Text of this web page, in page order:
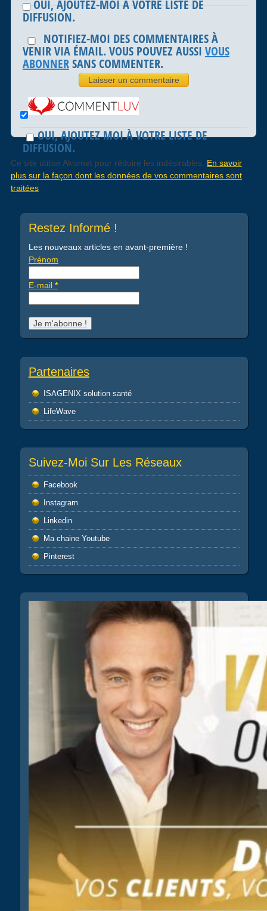
OUI, AJOUTEZ-MOI À VOTRE LISTE DE
DIFFUSION.
NOTIFIEZ-MOI DES COMMENTAIRES À
VENIR VIA ÉMAIL. VOUS POUVEZ AUSSI VOUS
ABONNERSANS COMMENTER.
OUI, AJOUTEZ MOI À VOTRE LISTE DE
DIFFUSION.
Ce site utilise Akismet pour réduire les indésirables. En savoir
plus sur la façon dont les données de vos commentaires sont
traitées.
Restez Informé !
Les nouveaux articles en avant-première !
Prénom
E-mail *
Partenaires
ISAGENIX solution santé
LifeWave
Suivez-Moi Sur Les Réseaux
Facebook
Instagram
Linkedin
Ma chaine Youtube
Pinterest